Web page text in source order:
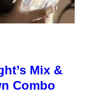
Mix &
Combo